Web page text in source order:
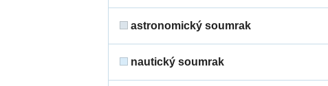
astronomický soumrak
nautický soumrak